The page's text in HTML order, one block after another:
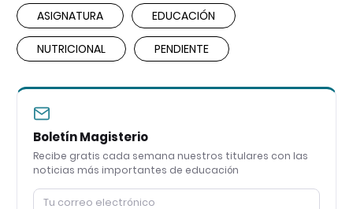
ASIGNATURA EDUCACIÓN
NUTRICIONAL PENDIENTE
Boletín Magisterio
Recibe gratis cada semana nuestros titulares con las
noticias más importantes de educación